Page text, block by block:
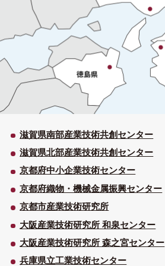
滋賀県南部産業技術共創センター
滋賀県北部産業技術共創センター
京都府中小企業技術センター
京都府織物・機械金属振興センター
京都市産業技術研究所
大阪産業技術研究所 和泉センター
大阪産業技術研究所 森之宮センター
兵庫県立工業技術センター